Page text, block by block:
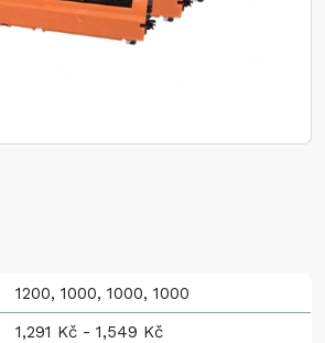
1200, 1000, 1000, 1000
1,291 Kč - 1,549 Kč